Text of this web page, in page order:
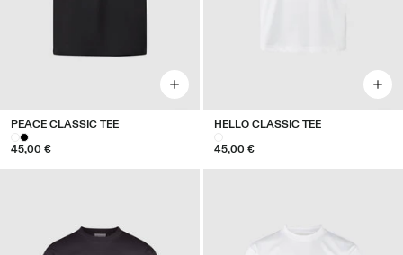
PEACE CLASSIC TEE
45,00 €
HELLO CLASSIC TEE
45,00 €